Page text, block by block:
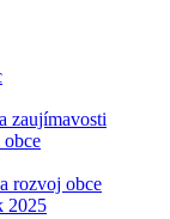
zaujímavosti
obce
rozvoj obce
2025